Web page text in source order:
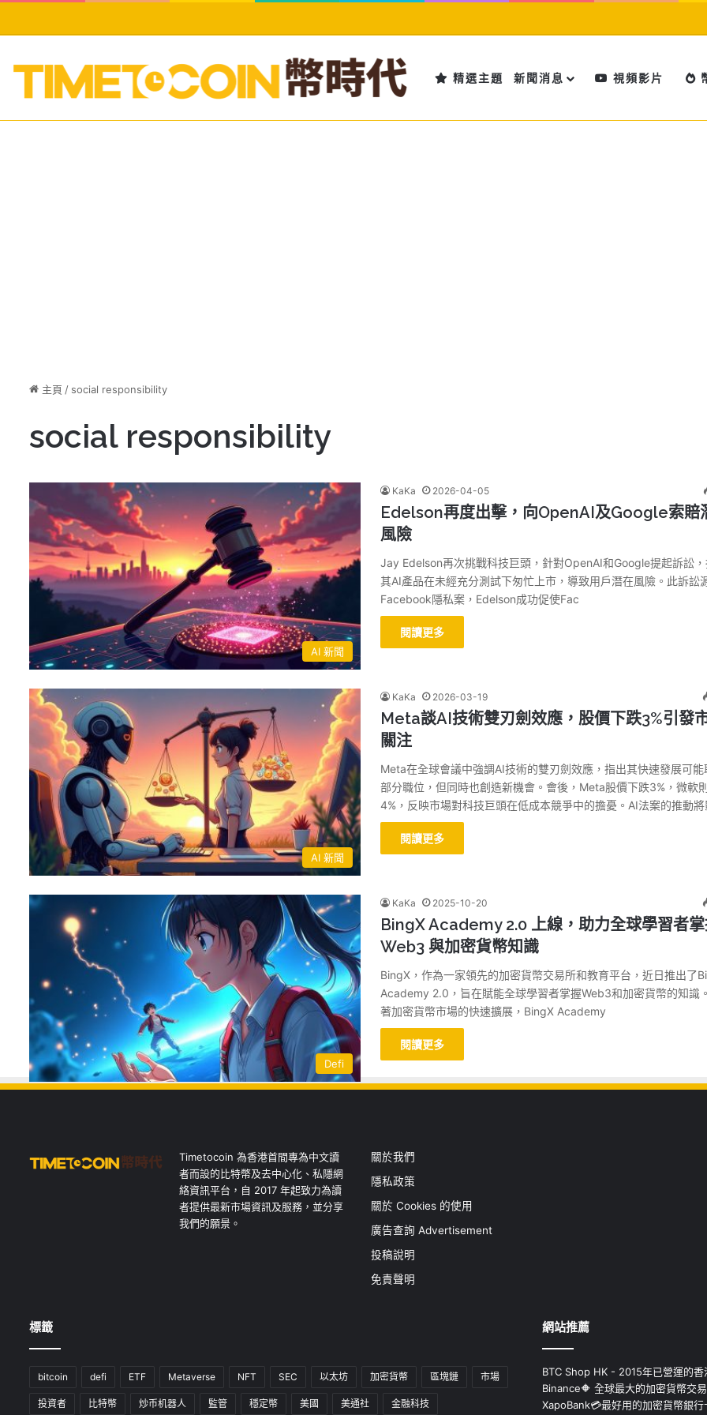
精選主題 新聞消息 視頻影片
主頁 / social responsibility
social responsibility
AI 新聞
KaKa 2026-04-05
Edelson再度出擊，向OpenAI及Google索賠
風險
Jay Edelson再次挑戰科技巨頭，針對OpenAI和Google提起訴訟
其AI產品在未經充分測試下匆忙上市，導致用戶潛在風險。此訴訟
Facebook隱私案，Edelson成功促使Fac
閱讀更多
AI 新聞
KaKa 2026-03-19
Meta談AI技術雙刃劍效應，股價下跌3%引發
關注
Meta在全球會議中強調AI技術的雙刃劍效應，指出其快速發展可能
部分職位，但同時也創造新機會。會後，Meta股價下跌3%，微軟
4%，反映市場對科技巨頭在低成本競爭中的擔憂。AI法案的推動將
閱讀更多
Defi
KaKa 2025-10-20
BingX Academy 2.0 上線，助力全球學習者
Web3 與加密貨幣知識
BingX，作為一家領先的加密貨幣交易所和教育平台，近日推出了
Academy 2.0，旨在賦能全球學習者掌握Web3和加密貨幣的知識
著加密貨幣市場的快速擴展，BingX Academy
閱讀更多
Timetocoin 為香港首間專為中文讀
者而設的比特幣及去中心化、私隱網
絡資訊平台，自 2017 年起致力為讀
者提供最新市場資訊及服務，並分享
我們的願景。
關於我們
隱私政策
關於 Cookies 的使用
廣告查詢 Advertisement
投稿說明
免責聲明
標籤
bitcoin defi ETF Metaverse NFT SEC 以太坊 加密貨幣 區塊鏈 市場
投資者 比特幣 炒币机器人 監管 穩定幣 美國 美通社 金融科技
網站推薦
BTC Shop HK - 2015年已營運的
Binance🔶 全球最大的加密貨幣交
XapoBank💳最好用的加密貨幣銀行